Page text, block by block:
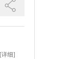
[详细]